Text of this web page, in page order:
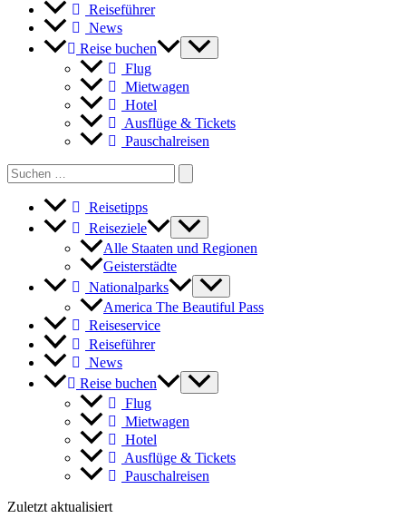
Reiseführer
News
Reise buchen
Flug
Mietwagen
Hotel
Ausflüge & Tickets
Pauschalreisen
Search
for:
Reisetipps
Reiseziele
Alle Staaten und Regionen
Geisterstädte
Nationalparks
America The Beautiful Pass
Reiseservice
Reiseführer
News
Reise buchen
Flug
Mietwagen
Hotel
Ausflüge & Tickets
Pauschalreisen
Zuletzt aktualisiert